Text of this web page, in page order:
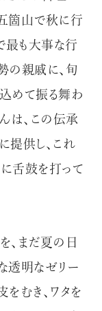
箇山で秋に行
最も大事な行
の親戚に、旬
めて振る舞わ
は、この伝承
提供し、これ
舌鼓を打って
、まだ夏の日
透明なゼリー
むき、ワタを